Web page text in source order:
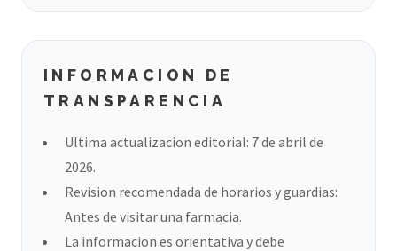
INFORMACION DE
TRANSPARENCIA
Ultima actualizacion editorial: 7 de abril de
2026.
Revision recomendada de horarios y guardias:
Antes de visitar una farmacia.
La informacion es orientativa y debe